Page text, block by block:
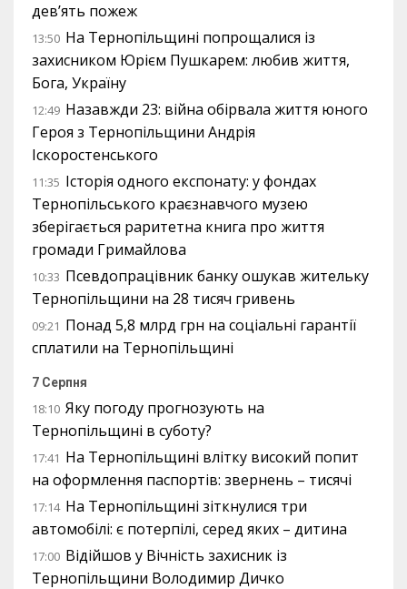
дев’ять пожеж
13:50 На Тернопільщині попрощалися із
захисником Юрієм Пушкарем: любив життя,
Бога, Україну
12:49 Назавжди 23: війна обірвала життя юного
Героя з Тернопільщини Андрія
Іскоростенського
11:35 Історія одного експонату: у фондах
Тернопільського краєзнавчого музею
зберігається раритетна книга про життя
громади Гримайлова
10:33 Псевдопрацівник банку ошукав жительку
Тернопільщини на 28 тисяч гривень
09:21 Понад 5,8 млрд грн на соціальні гарантії
сплатили на Тернопільщині
7 Серпня
18:10 Яку погоду прогнозують на
Тернопільщині в суботу?
17:41 На Тернопільщині влітку високий попит
на оформлення паспортів: звернень – тисячі
17:14 На Тернопільщині зіткнулися три
автомобілі: є потерпілі, серед яких – дитина
17:00 Відійшов у Вічність захисник із
Тернопільщини Володимир Дичко